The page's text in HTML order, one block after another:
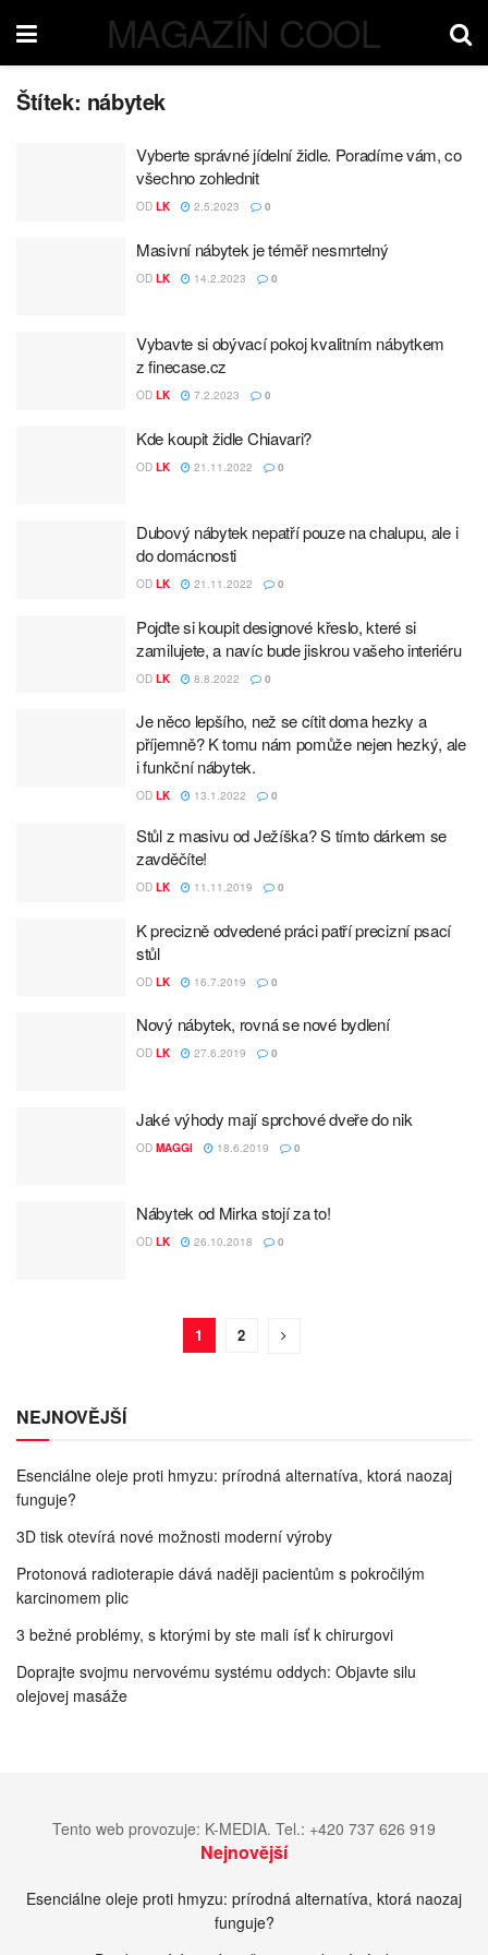
MAGAZÍN COOL
Štítek: nábytek
Vyberte správné jídelní židle. Poradíme vám, co
všechno zohlednit
OD LK 2.5.2023 0
Masivní nábytek je téměř nesmrtelný
OD LK 14.2.2023 0
Vybavte si obývací pokoj kvalitním nábytkem
z finecase.cz
OD LK 7.2.2023 0
Kde koupit židle Chiavari?
OD LK 21.11.2022 0
Dubový nábytek nepatří pouze na chalupu, ale i
do domácnosti
OD LK 21.11.2022 0
Pojďte si koupit designové křeslo, které si
zamilujete, a navíc bude jiskrou vašeho interiéru
OD LK 8.8.2022 0
Je něco lepšího, než se cítit doma hezky a
příjemně? K tomu nám pomůže nejen hezký, ale
i funkční nábytek.
OD LK 13.1.2022 0
Stůl z masivu od Ježíška? S tímto dárkem se
zavděčíte!
OD LK 11.11.2019 0
K precizně odvedené práci patří precizní psací
stůl
OD LK 16.7.2019 0
Nový nábytek, rovná se nové bydlení
OD LK 27.6.2019 0
Jaké výhody mají sprchové dveře do nik
OD MAGGI 18.6.2019 0
Nábytek od Mirka stojí za to!
OD LK 26.10.2018 0
1 2
NEJNOVĚJŠÍ
Esenciálne oleje proti hmyzu: prírodná alternatíva, ktorá naozaj
funguje?
3D tisk otevírá nové možnosti moderní výroby
Protonová radioterapie dává naději pacientům s pokročilým
karcinomem plic
3 bežné problémy, s ktorými by ste mali ísť k chirurgovi
Doprajte svojmu nervovému systému oddych: Objavte silu
olejovej masáže
Tento web provozuje: K-MEDIA. Tel.: +420 737 626 919
Nejnovější
Esenciálne oleje proti hmyzu: prírodná alternatíva, ktorá naozaj
funguje?